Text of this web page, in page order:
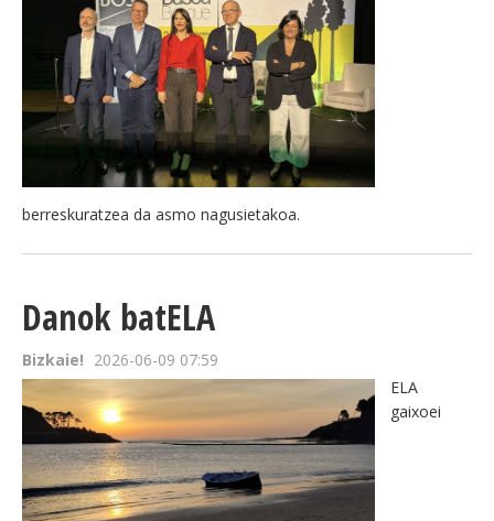
berreskuratzea da asmo nagusietakoa.
Danok batELA
Bizkaie! 2026-06-09 07:59
ELA
gaixoei